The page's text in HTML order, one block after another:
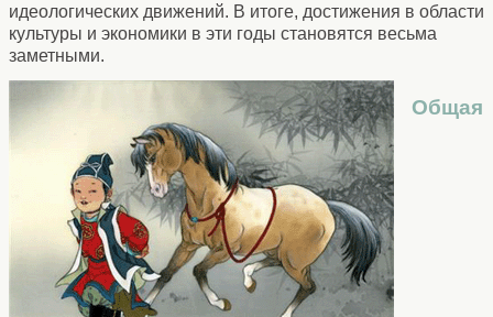
идеологических движений. В итоге, достижения в области
культуры и экономики в эти годы становятся весьма
заметными.
Общая